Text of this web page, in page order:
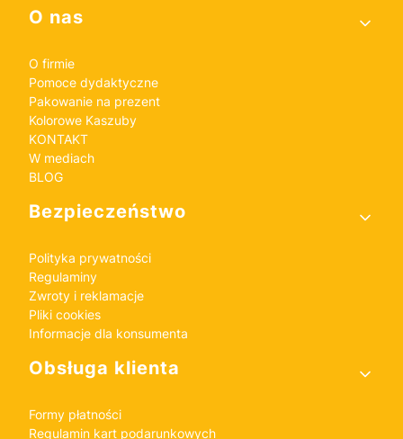
Linki w stopce
O nas
O firmie
Pomoce dydaktyczne
Pakowanie na prezent
Kolorowe Kaszuby
KONTAKT
W mediach
BLOG
Bezpieczeństwo
Polityka prywatności
Regulaminy
Zwroty i reklamacje
Pliki cookies
Informacje dla konsumenta
Obsługa klienta
Formy płatności
Regulamin kart podarunkowych